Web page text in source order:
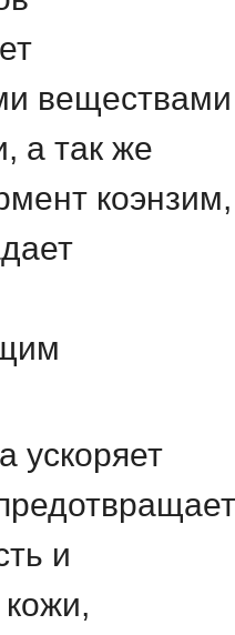
веществами
а так же
коэнзим,
ускоряет
и